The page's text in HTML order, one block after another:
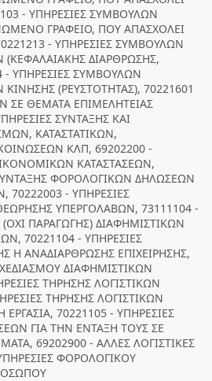
- ΥΠΗΡΕΣΙΕΣ ΣΥΜΒΟΥΛΩΝ
ΓΡΑΦΕΙΟ, ΠΟΥ ΑΠΑΣΧΟΛΕΙ
- ΥΠΗΡΕΣΙΕΣ ΣΥΜΒΟΥΛΩΝ
(ΚΕΦΑΛΑΙΑΚΗΣ ΔΙΑΡΘΡΩΣΗΣ,
- ΥΠΗΡΕΣΙΕΣ ΣΥΜΒΟΥΛΩΝ
ΚΙΝΗΣΗΣ (ΡΕΥΣΤΟΤΗΤΑΣ), 70221601
ΣΕ ΘΕΜΑΤΑ ΕΠΙΜΕΛΗΤΕΙΑΣ
ΣΥΝΤΑΞΗΣ ΚΑΙ
ΚΑΤΑΣΤΑΤΙΚΩΝ,
ΚΛΠ, 69202200 -
ΚΑΤΑΣΤΑΣΕΩΝ,
ΦΟΡΟΛΟΓΙΚΩΝ ΔΗΛΩΣΕΩΝ
70222003 - ΥΠΗΡΕΣΙΕΣ
ΥΠΕΡΓΟΛΑΒΩΝ, 73111104 -
ΠΑΡΑΓΩΓΗΣ) ΔΙΑΦΗΜΙΣΤΙΚΩΝ
70221104 - ΥΠΗΡΕΣΙΕΣ
Η ΑΝΑΔΙΑΡΘΡΩΣΗΣ ΕΠΙΧΕΙΡΗΣΗΣ,
ΔΙΑΦΗΜΙΣΤΙΚΩΝ
ΤΗΡΗΣΗΣ ΛΟΓΙΣΤΙΚΩΝ
ΤΗΡΗΣΗΣ ΛΟΓΙΣΤΙΚΩΝ
70221105 - ΥΠΗΡΕΣΙΕΣ
ΓΙΑ ΤΗΝ ΕΝΤΑΞΗ ΤΟΥΣ ΣΕ
69202900 - ΑΛΛΕΣ ΛΟΓΙΣΤΙΚΕΣ
ΦΟΡΟΛΟΓΙΚΟΥ